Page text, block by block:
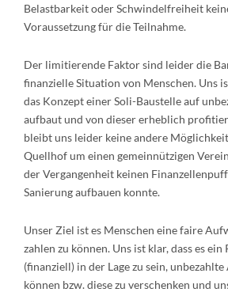
Belastbarkeit oder Schwindelfreiheit
Voraussetzung für die Teilnahme.
Der limitierende Faktor sind leider die
finanzielle Situation von Menschen. Uns
das Konzept einer Soli-Baustelle auf
aufbaut und von dieser erheblich
bleibt uns leider keine andere
Quellhof um einen gemeinnützigen
der Vergangenheit keinen
Sanierung aufbauen konnte.
Unser Ziel ist es Menschen eine faire
zahlen zu können. Uns ist klar, dass es
(finanziell) in der Lage zu sein,
können bzw. diese zu verschenken und